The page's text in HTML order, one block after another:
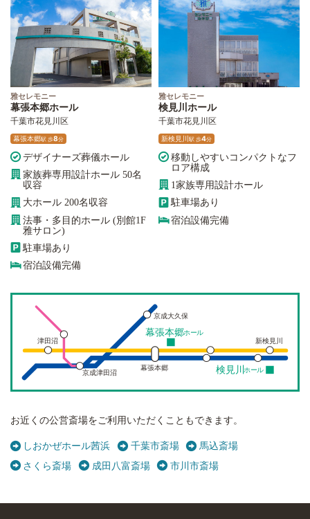
雅セレモニー
幕張本郷ホール
千葉市花見川区
幕張本郷駅歩8分
デザイナーズ葬儀ホール
家族葬専用設計ホール 50名
収容
大ホール 200名収容
法事・多目的ホール (別館1F
雅サロン)
駐車場あり
宿泊設備完備
雅セレモニー
検見川ホール
千葉市花見川区
新検見川駅歩4分
移動しやすいコンパクトなフ
ロア構成
1家族専用設計ホール
駐車場あり
宿泊設備完備
幕張本郷ホール
検見川ホール
幕張本郷
京成大久保
京成津田沼
津田沼 新検見川
お近くの公営斎場をご利用いただくこともできます。
しおかぜホール茜浜 千葉市斎場
馬込斎場
さくら斎場
成田八富斎場 市川市斎場